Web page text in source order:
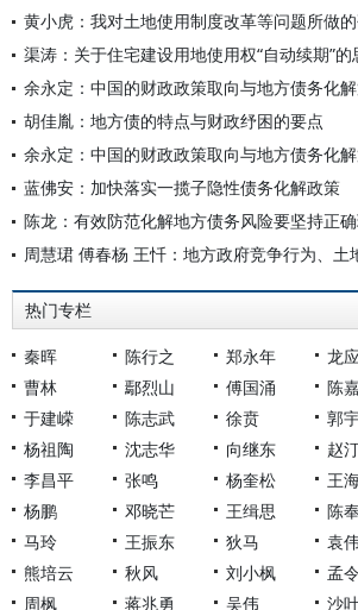
黄小虎：我对土地使用制度改革等问题所做
渠涛：关于住宅建设用地使用权“自动续期”的
余永定：中国的财政政策取向与地方债务化
胡佳胤：地方债的特点与财政纾困的要点
余永定：中国的财政政策取向与地方债务化
蓝佛安：加快落实一揽子隐性债务化解政策
陈龙：有效防范化解地方债务风险要坚持正
周慧珺 傅春杨 王忏：地方政府竞争行为、土
热门专栏
秦晖 陈行之 郑永年 龙
曹林
鄢烈山 傅国涌 陈
于建嵘
陈志武 徐贲 郭
杨祖陶
沈志华 向继东 赵
李昌平
张鸣 杨奎松 王
杨鹏
邓晓芒 王缉思 陈
马玲
王振东 狄马 袁
熊培云
秋风 刘小枫 孟
周枫
蒋兆勇 吴伟 沙